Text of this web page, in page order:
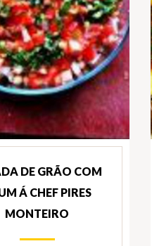
DE GRÃO COM
Á CHEF PIRES
MONTEIRO